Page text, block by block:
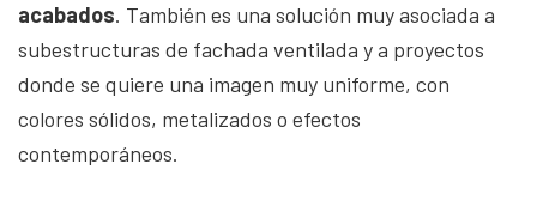
acabados. También es una solución muy asociada a
subestructuras de fachada ventilada y a proyectos
donde se quiere una imagen muy uniforme, con
colores sólidos, metalizados o efectos
contemporáneos.